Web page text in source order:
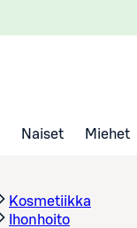
Naiset Miehet
Kosmetiikka
Ihonhoito